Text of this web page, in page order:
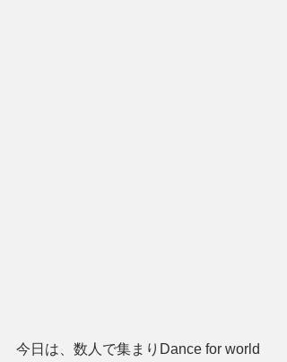
今日は、数人で集まりDance for world